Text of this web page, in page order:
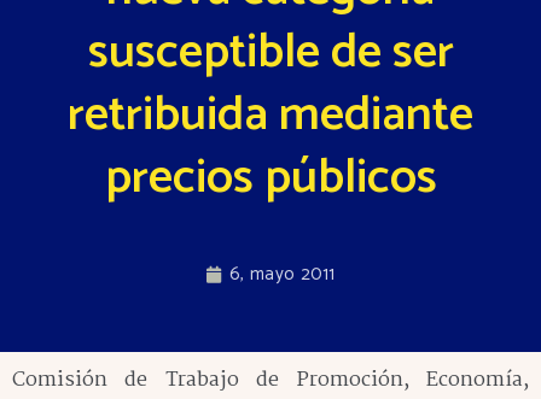
susceptible de ser
retribuida mediante
precios públicos
6, mayo 2011
Comisión de Trabajo de Promoción, Economía,